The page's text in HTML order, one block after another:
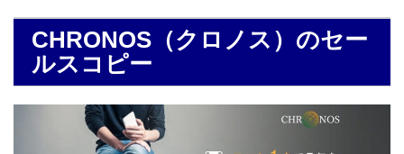
CHRONOS（クロノス）のセー
ルスコピー